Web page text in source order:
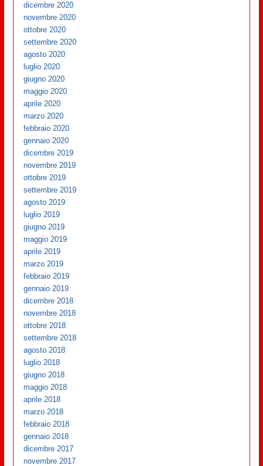
dicembre 2020
novembre 2020
ottobre 2020
settembre 2020
agosto 2020
luglio 2020
giugno 2020
maggio 2020
aprile 2020
marzo 2020
febbraio 2020
gennaio 2020
dicembre 2019
novembre 2019
ottobre 2019
settembre 2019
agosto 2019
luglio 2019
giugno 2019
maggio 2019
aprile 2019
marzo 2019
febbraio 2019
gennaio 2019
dicembre 2018
novembre 2018
ottobre 2018
settembre 2018
agosto 2018
luglio 2018
giugno 2018
maggio 2018
aprile 2018
marzo 2018
febbraio 2018
gennaio 2018
dicembre 2017
novembre 2017